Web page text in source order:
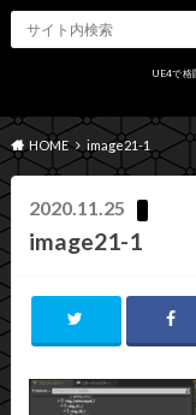
UE4で格
HOME image21-1
2020.11.25
image21-1